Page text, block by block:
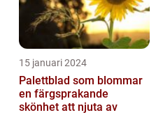
15 januari 2024
Palettblad som blommar
en färgsprakande
skönhet att njuta av